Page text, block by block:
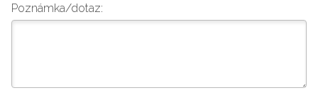
Poznámka/dotaz: